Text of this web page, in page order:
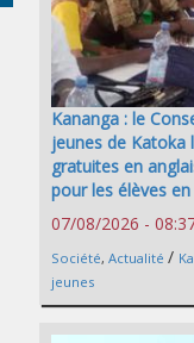
Kananga : le
jeunes de
gratuites en
pour les élèves
07/08/2026 -
Société, Actualité /
jeunes